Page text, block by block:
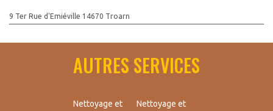
9 Ter Rue d'Emiéville 14670 Troarn
AUTRES SERVICES
Nettoyage et
Nettoyage et